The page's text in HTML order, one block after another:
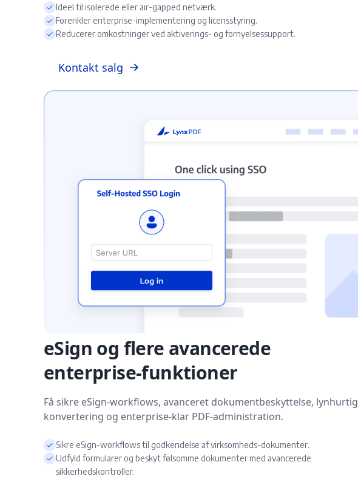
Ideel til isolerede eller air-gapped netværk.
Forenkler enterprise-implementering og licensstyring.
Reducerer omkostninger ved aktiverings- og fornyelsessupport.
Kontakt salg
eSign og flere avancerede
enterprise-funktioner
Få sikre eSign-workflows, avanceret dokumentbeskyttelse, lynhurtig
konvertering og enterprise-klar PDF-administration.
Sikre eSign-workflows til godkendelse af virksomheds-dokumenter.
Udfyld formularer og beskyt følsomme dokumenter med avancerede
sikkerhedskontroller.